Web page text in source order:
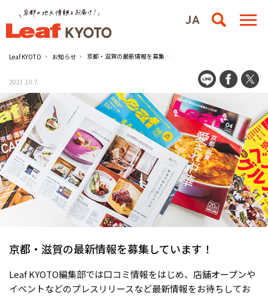
Leaf KYOTO お知らせ 京都・滋賀の最新情報を募集しています！
2021.10.7
京都・滋賀の最新情報を募集しています！
Leaf KYOTO編集部では口コミ情報をはじめ、店舗オープンや
イベントなどのプレスリリースなど最新情報をお待ちしてお